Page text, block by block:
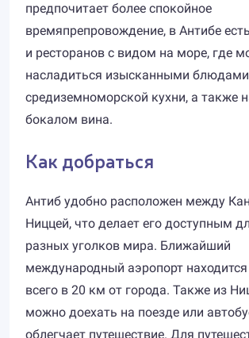
предпочитает более спокойное
времяпрепровождение, в Антибе
и ресторанов с видом на море, где
насладиться изысканными
средиземноморской кухни, а также
бокалом вина.
Как добраться
Антиб удобно расположен между
Ниццей, что делает его доступным
разных уголков мира. Ближайший
международный аэропорт
всего в 20 км от города. Также из
можно доехать на поезде или
облегчает путешествие. Для